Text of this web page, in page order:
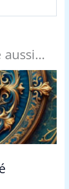
aussi…